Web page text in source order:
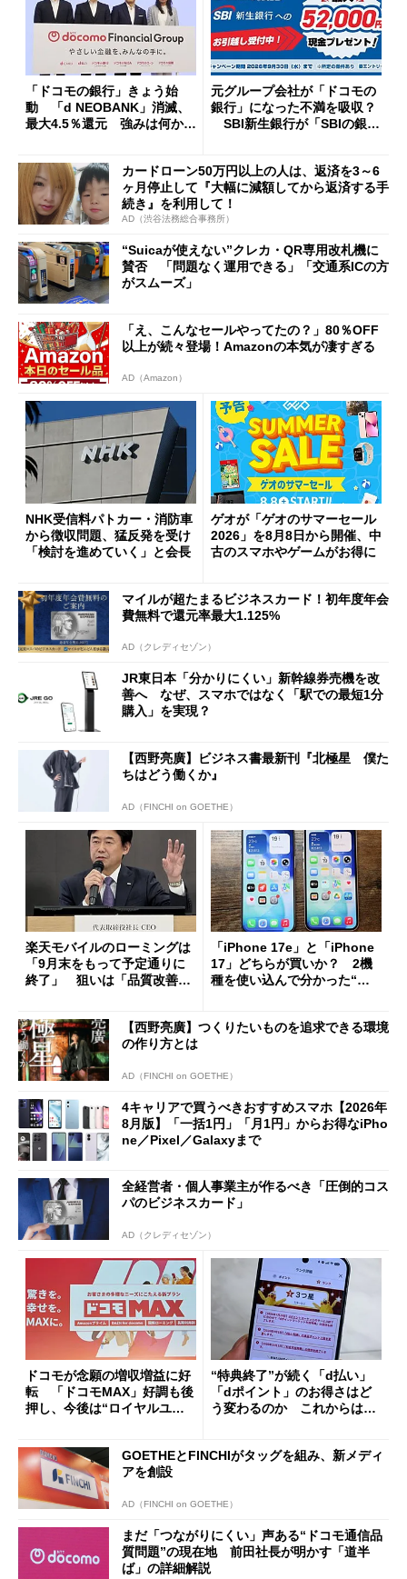
「ドコモの銀行」きょう始
動 「d NEOBANK」消滅、
最大4.5％還元 強みは何か解
元グループ会社が「ドコモの
銀行」になった不満を吸収？
SBI新生銀行が「SBIの銀
開催
カードローン50万円以上の人は、返済を3～6
ヶ月停止して『大幅に減額してから返済する手
続き』を利用して！
AD（渋谷法務総合事務所）
“Suicaが使えない”クレカ・QR専用改札機に
賛否 「問題なく運用できる」「交通系ICの方
がスムーズ」
「え、こんなセールやってたの？」80％OFF
以上が続々登場！Amazonの本気が凄すぎる
AD（Amazon）
NHK受信料パトカー・消防車
から徴収問題、猛反発を受け
「検討を進めていく」と会長
ゲオが「ゲオのサマーセール
2026」を8月8日から開催、中
古のスマホやゲームがお得に
マイルが超たまるビジネスカード！初年度年会
費無料で還元率最大1.125%
AD（クレディセゾン）
JR東日本「分かりにくい」新幹線券売機を改
善へ なぜ、スマホではなく「駅での最短1分
購入」を実現？
【西野亮廣】ビジネス書最新刊『北極星 僕た
ちはどう働くか』
AD（FINCHI on GOETHE）
楽天モバイルのローミングは
「9月末をもって予定通りに
終了」 狙いは「品質改善」
も
「iPhone 17e」と「iPhone
17」どちらが買いか？ 2機
種を使い込んで分かった“ス
【西野亮廣】つくりたいものを追求できる環境
の作り方とは
AD（FINCHI on GOETHE）
4キャリアで買うべきおすすめスマホ【2026年
8月版】「一括1円」「月1円」からお得なiPho
ne／Pixel／Galaxyまで
全経営者・個人事業主が作るべき「圧倒的コス
パのビジネスカード」
AD（クレディセゾン）
ドコモが念願の増収増益に好
転 「ドコモMAX」好調も後
押し、今後は“ロイヤルユー
“特典終了”が続く「d払い」
「dポイント」のお得さはど
う変わるのか これからは
GOETHEとFINCHIがタッグを組み、新メディ
アを創設
AD（FINCHI on GOETHE）
まだ「つながりにくい」声ある“ドコモ通信品
質問題”の現在地 前田社長が明かす「道半
ば」の詳細解説